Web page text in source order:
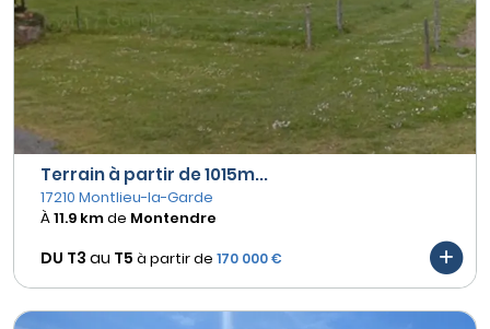
Terrain à partir de 1015m...
17210 Montlieu-la-Garde
À11.9 kmde Montendre
DU T3 au T5 à partir de 170 000 €